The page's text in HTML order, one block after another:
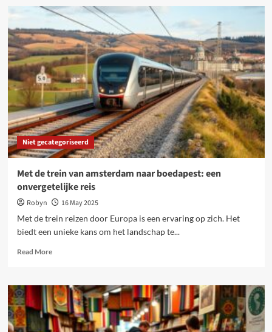
Efficiënt
en
stijlvol
wonen:
slimme
oplossingen
voor
kleine
ruimtes
Niet gecategoriseerd
Met de trein van amsterdam naar boedapest: een
onvergetelijke reis
Robyn
16 May 2025
Met de trein reizen door Europa is een ervaring op zich. Het
biedt een unieke kans om het landschap te...
Read MoreRead
Met
de
trein
van